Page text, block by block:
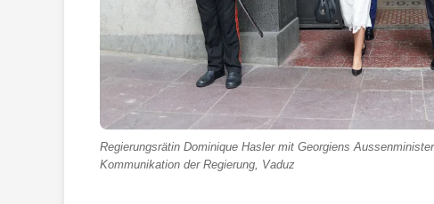
Regierungsrätin Dominique Hasler mit Georgiens
Kommunikation der Regierung, Vaduz